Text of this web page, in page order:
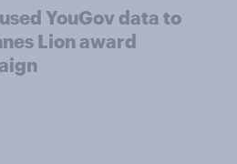
YouGov data to
Lion award